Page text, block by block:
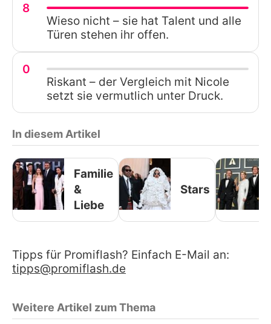
8
Wieso nicht – sie hat Talent und alle
Türen stehen ihr offen.
0
Riskant – der Vergleich mit Nicole
setzt sie vermutlich unter Druck.
In diesem Artikel
Familie
&
Liebe
Stars
Tipps für Promiflash? Einfach E-Mail an:
tipps@promiflash.de
Weitere Artikel zum Thema